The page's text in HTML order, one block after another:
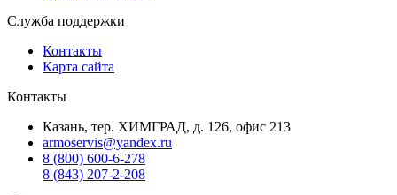
Служба поддержки
Контакты
Карта сайта
Контакты
Казань, тер. ХИМГРАД, д. 126, офис 213
armoservis@yandex.ru
8 (800) 600-6-278
8 (843) 207-2-208